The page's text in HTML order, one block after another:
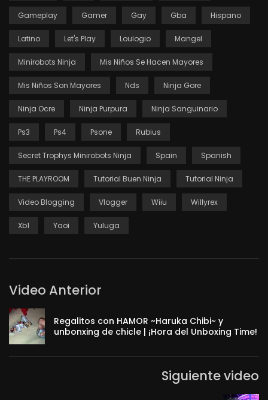
Gameplay Gamer Gay Gba Hispano
Latino Let's Play Loulogio Mangel
Minirobots Ninja Mis Niños Se Hacen Mayores
Mis Niños Son Mayores Nds Ninja Gore
Ninja Ocre Ninja Purpura Ninja Sanguinario
Ps3 Ps4 Psone Rubius
Secret Trophys Minirobots Ninja Spain Spanish
THE PLAYROOM Tutorial Buen Ninja Tutorial Ninja
Video Blogging Vlogger Wiiu Willyrex
Xb1 Yaoi Yuluga
Video Anterior
Regalitos con HAMOR ~Haruka Chibi~ y
unbonxing de chicle | ¡Hora del Unboxing Time!
Siguiente video